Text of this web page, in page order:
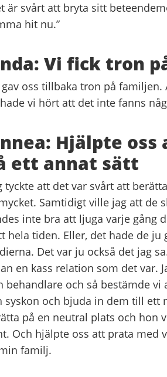
är svårt att bryta sitt
hit nu.”
Vi fick tron
gav oss tillbaka tron på
vi hört att det inte fanns
Hjälpte
ett annat sätt
tyckte att det var svårt att
Samtidigt ville jag att de
inte bra att ljuga varje gång
hela tiden. Eller, det hade de
Det var ju också det jag
en kass relation som det var.
behandlare och så bestämde
syskon och bjuda in dem till ett
på en neutral plats och hon
Och hjälpte oss att prata med
familj.